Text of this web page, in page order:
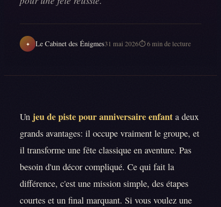
✦ Le Cabinet des Énigmes31 mai 2026⏱6min de lecture
Un jeu de piste pour anniversaire enfant a deux
grands avantages: il occupe vraiment le groupe, et
il transforme une fête classique en aventure. Pas
besoin d'un décor compliqué. Ce qui fait la
différence, c'est une mission simple, des étapes
courtes et un final marquant. Si vous voulez une